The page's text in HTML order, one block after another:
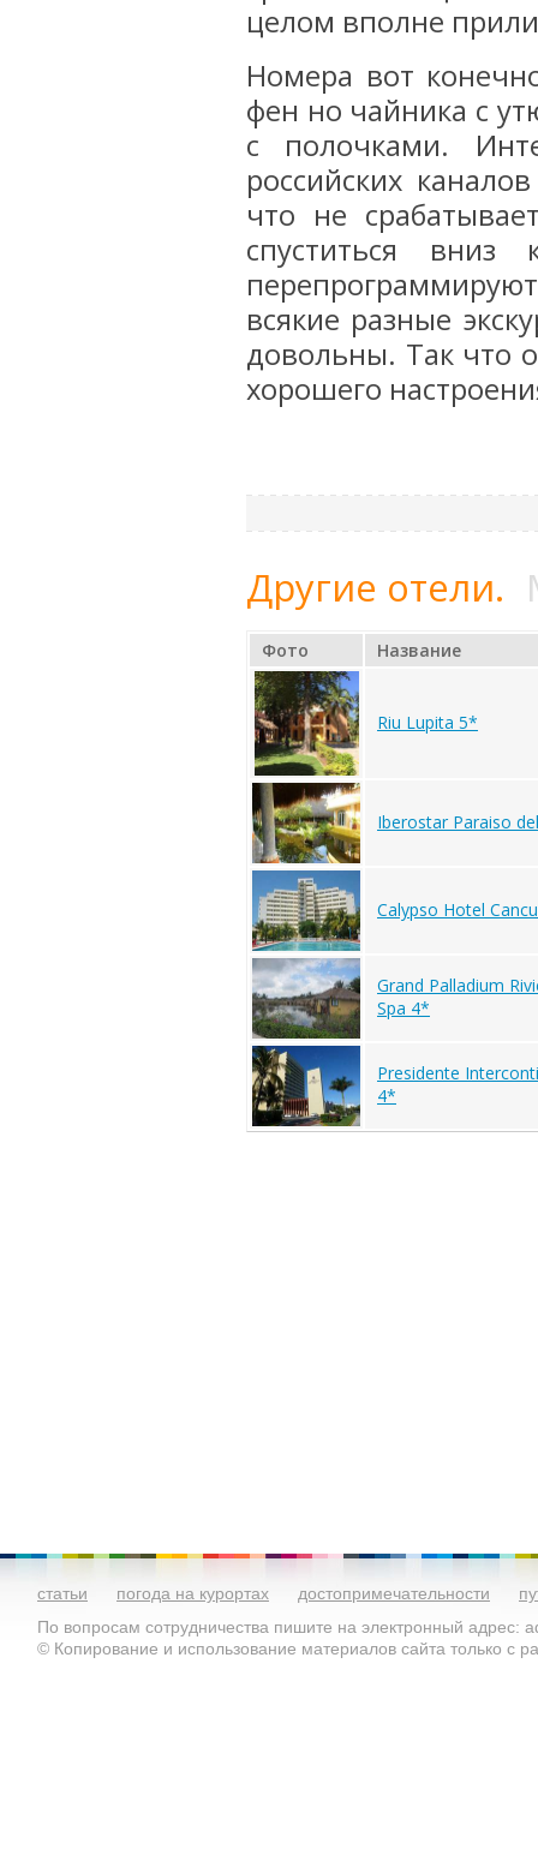
целом вполне
Номера вот
фен но чайника с
с полочками.
российских
что не
спуститься
всякие разные
довольны. Так что
хорошего
Другие отели.
Фото Название
Riu Lupita 5*
Iberostar Paraiso
Calypso Hotel
Grand Palladium
Spa 4*
Presidente
4*
статьи погода на курортах достопримечательности
По вопросам сотрудничества пишите на электронный адрес:
© Копирование и использование материалов сайта только с